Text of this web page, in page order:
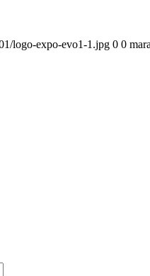
logo-expo-evo1-1.jpg 0 0 mara